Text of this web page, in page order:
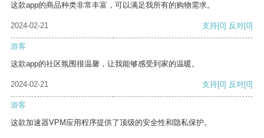
这款app的商品种类非常丰富，可以满足我所有的购物需求。
2024-02-21 支持[0] 反对[0]
游客
这款app的社区氛围很温馨，让我能够感受到家的温暖。
2024-02-21 支持[0] 反对[0]
游客
这款加速器VPM应用程序提供了顶级的安全性和隐私保护。